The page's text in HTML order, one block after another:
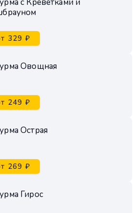
329 ₽
Овощная
249 ₽
Острая
269 ₽
Гирос